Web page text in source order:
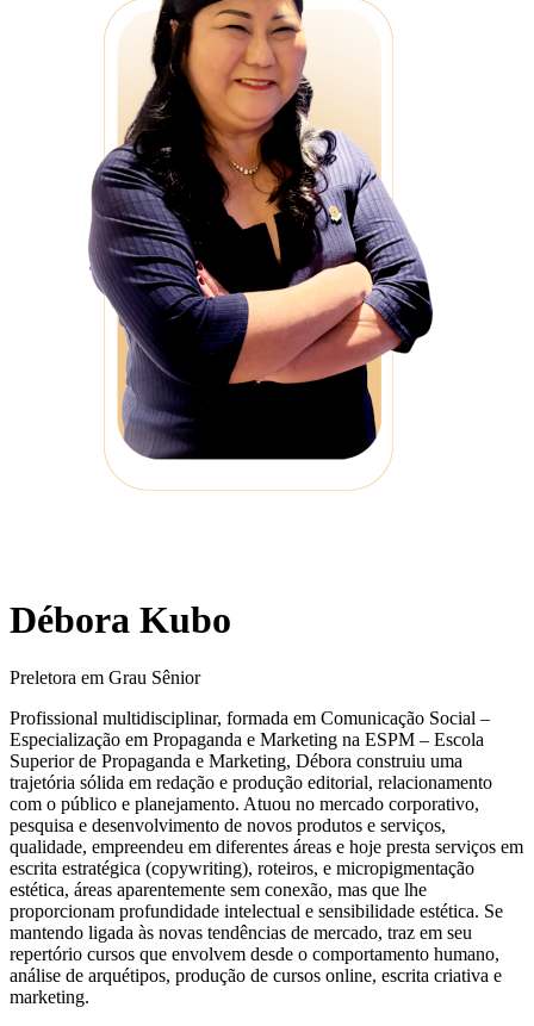
Débora Kubo
Preletora em Grau Sênior
Profissional multidisciplinar, formada em Comunicação Social –
Especialização em Propaganda e Marketing na ESPM – Escola
Superior de Propaganda e Marketing, Débora construiu uma
trajetória sólida em redação e produção editorial, relacionamento
com o público e planejamento. Atuou no mercado corporativo,
pesquisa e desenvolvimento de novos produtos e serviços,
qualidade, empreendeu em diferentes áreas e hoje presta serviços em
escrita estratégica (copywriting), roteiros, e micropigmentação
estética, áreas aparentemente sem conexão, mas que lhe
proporcionam profundidade intelectual e sensibilidade estética. Se
mantendo ligada às novas tendências de mercado, traz em seu
repertório cursos que envolvem desde o comportamento humano,
análise de arquétipos, produção de cursos online, escrita criativa e
marketing.